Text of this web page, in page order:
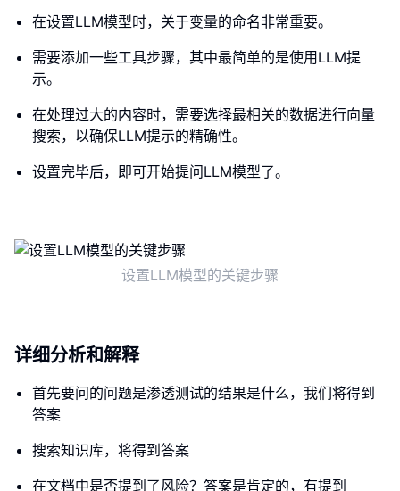
在设置LLM模型时，关于变量的命名非常重要。
需要添加一些工具步骤，其中最简单的是使用LLM提
示。
在处理过大的内容时，需要选择最相关的数据进行向量
搜索，以确保LLM提示的精确性。
设置完毕后，即可开始提问LLM模型了。
设置LLM模型的关键步骤
详细分析和解释
首先要问的问题是渗透测试的结果是什么，我们将得到
答案
搜索知识库，将得到答案
在文档中是否提到了风险？答案是肯定的，有提到